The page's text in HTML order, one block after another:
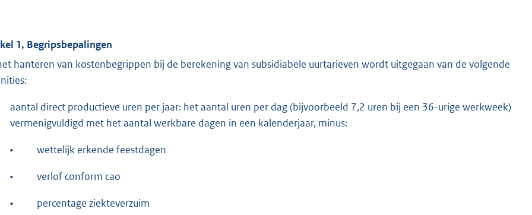
1, Begripsbepalingen
hanteren van kostenbegrippen bij de berekening van subsidiabele uurtarieven wordt uitgegaan van de volgende
aantal direct productieve uren per jaar: het aantal uren per dag (bijvoorbeeld 7,2 uren bij een 36-urige werkweek)
vermenigvuldigd met het aantal werkbare dagen in een kalenderjaar, minus:
• wettelijk erkende feestdagen
• verlof conform cao
• percentage ziekteverzuim